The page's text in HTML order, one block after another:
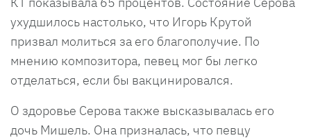
ухудшилось настолько, что Игорь Крутой
призвал молиться за его благополучие. По
мнению композитора, певец мог бы легко
отделаться, если бы вакцинировался.
О здоровье Серова также высказывалась его
дочь Мишель. Она призналась, что певцу